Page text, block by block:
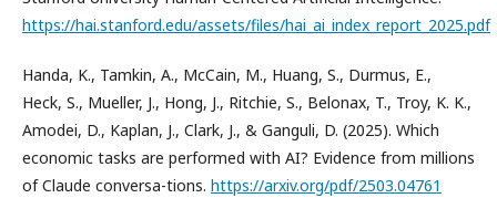
https://hai.stanford.edu/assets/files/hai_ai_index_report_2025.pdf
Handa, K., Tamkin, A., McCain, M., Huang, S., Durmus, E.,
Heck, S., Mueller, J., Hong, J., Ritchie, S., Belonax, T., Troy, K. K.,
Amodei, D., Kaplan, J., Clark, J., & Ganguli, D. (2025). Which
economic tasks are performed with AI? Evidence from millions
of Claude conversa-tions. https://arxiv.org/pdf/2503.04761